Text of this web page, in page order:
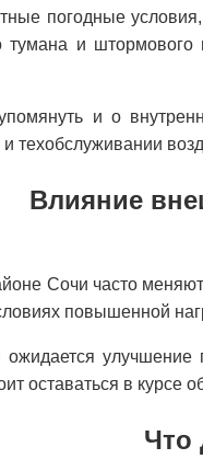
погодные
тумана и
и о
техобслуживании
Влияние
Сочи часто
повышенной
улучшение
оставаться в курсе
Что